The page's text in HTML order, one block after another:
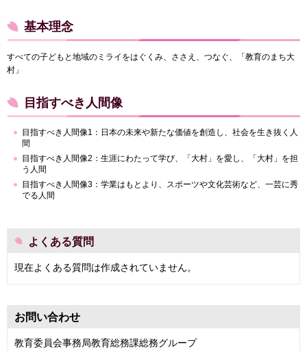
基本理念
すべての子どもと地域のミライをはぐくみ、ささえ、つなぐ、「教育のまち大
村」
目指すべき人間像
目指すべき人間像1：日本の未来や新たな価値を創造し、社会を生き抜く人
間
目指すべき人間像2：生涯にわたって学び、「大村」を愛し、「大村」を担
う人間
目指すべき人間像3：学業はもとより、スポーツや文化芸術など、一芸に秀
でる人間
よくある質問
現在よくある質問は作成されていません。
お問い合わせ
教育委員会事務局教育総務課総務グループ